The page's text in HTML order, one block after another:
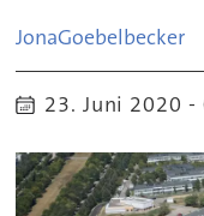
JonaGoebelbecker
23. Juni 2020